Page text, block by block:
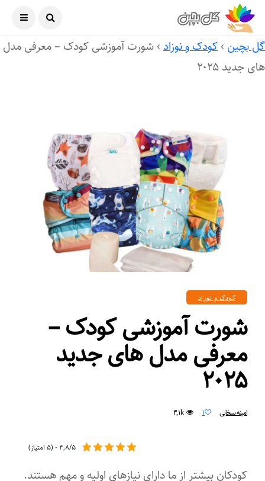
آگوست ۱۰, ۲۰۲۶
بچین›کودک و نوزاد›شورت آموزشی کودک – معرفی مدل
جدید ۲۰۲۵
کودک و نوزاد
شورت آموزشی کودک –
معرفی مدل های جدید
۲۰۲۵
امینه سخایی ۱ ۳,۱k
۴,۸/۵ - (۵ امتیاز)
کودکان بیشتر از ما دارای نیازهای اولیه و مهم هستند.